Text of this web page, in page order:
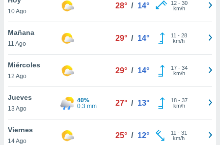
y
en
más
de
10 Ago
28° / 14° 12- 30
km/h
Mañana
11 Ago
29° / 14° 11 - 28
km/h
Miércoles
12 Ago
29° / 14° 17- 34
km/h
Jueves
13 Ago
40%
0.3 mm
27° / 13° 18- 37
km/h
Viernes
14 Ago
25° / 12° 11 - 31
km/h